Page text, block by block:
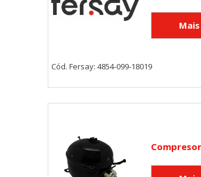
Cód. Fersay: 4854-099-18019